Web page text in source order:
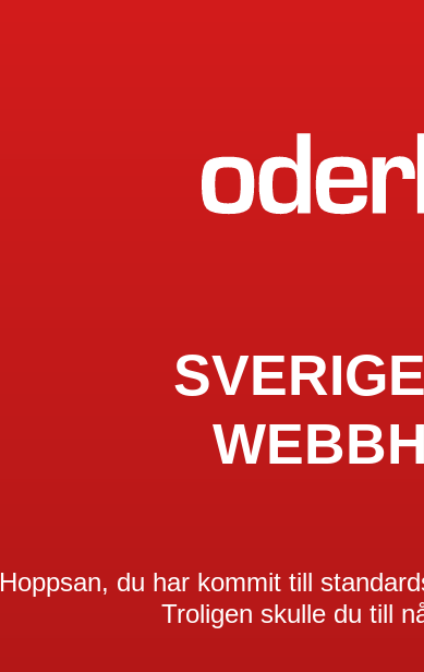
Hoppsan, du har kommit till
Troligen skulle du till